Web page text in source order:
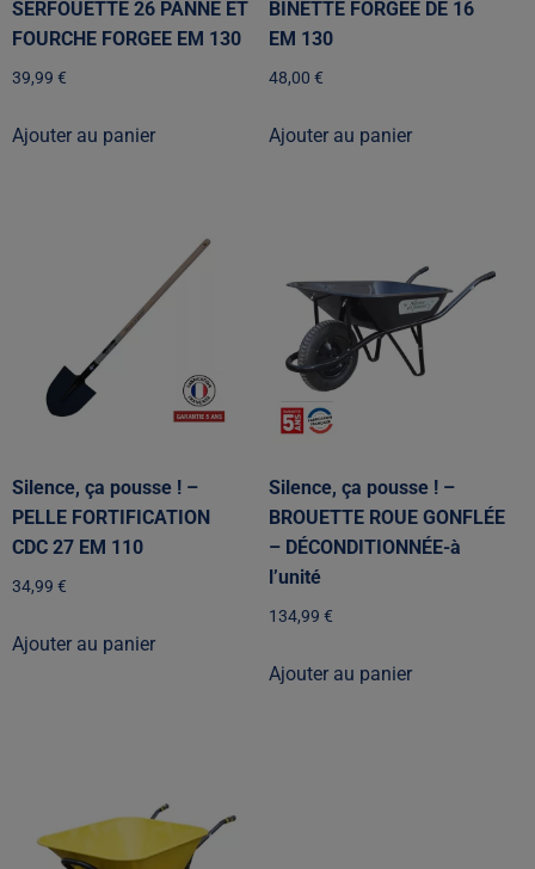
SERFOUETTE 26 PANNE ET
FOURCHE FORGEE EM 130
39,99 €
Ajouter au panier
BINETTE FORGEE DE 16
EM 130
48,00 €
Ajouter au panier
Silence, ça pousse ! –
PELLE FORTIFICATION
CDC 27 EM 110
34,99 €
Ajouter au panier
Silence, ça pousse ! –
BROUETTE ROUE GONFLÉE
– DÉCONDITIONNÉE-à
l’unité
134,99 €
Ajouter au panier